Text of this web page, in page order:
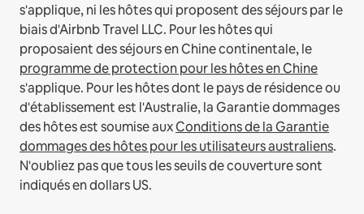
s'applique, ni les hôtes qui proposent des séjours par le
biais d'Airbnb Travel LLC. Pour les hôtes qui
proposaient des séjours en Chine continentale, le
programme de protection pour les hôtes en Chine
s'applique. Pour les hôtes dont le pays de résidence ou
d'établissement est l'Australie, la Garantie dommages
des hôtes est soumise auxConditions de la Garantie
dommages des hôtes pour les utilisateurs australiens.
N'oubliez pas que tous les seuils de couverture sont
indiqués en dollars US.